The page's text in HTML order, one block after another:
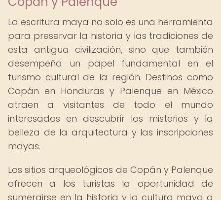
La escritura maya no solo es una herramienta
para preservar la historia y las tradiciones de
esta antigua civilización, sino que también
desempeña un papel fundamental en el
turismo cultural de la región. Destinos como
Copán en Honduras y Palenque en México
atraen a visitantes de todo el mundo
interesados en descubrir los misterios y la
belleza de la arquitectura y las inscripciones
mayas.
Los sitios arqueológicos de Copán y Palenque
ofrecen a los turistas la oportunidad de
sumergirse en la historia y la cultura maya a